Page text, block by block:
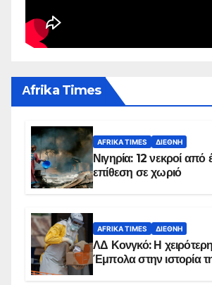
Αfrika Times
AFRIKA TIMES ΔΙΕΘΝΉ
Νιγηρία: 12 νεκροί από
επίθεση σε χωριό
AFRIKA TIMES ΔΙΕΘΝΉ
ΛΔ Κονγκό: Η
Έμπολα στην ιστορία